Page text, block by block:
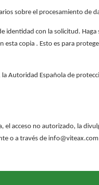
sobre el procesamiento de
con la solicitud.
copia . Esto es para
Española de
acceso no autorizado, la
o a través de info@viteax.com